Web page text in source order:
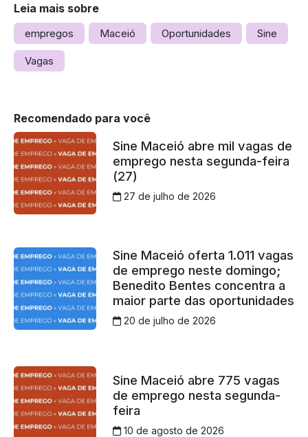
Leia mais sobre
empregos Maceió Oportunidades Sine
Vagas
Recomendado para você
Sine Maceió abre mil vagas de
emprego nesta segunda-feira
(27)
27 de julho de 2026
Sine Maceió oferta 1.011 vagas
de emprego neste domingo;
Benedito Bentes concentra a
maior parte das oportunidades
20 de julho de 2026
Sine Maceió abre 775 vagas
de emprego nesta segunda-
feira
10 de agosto de 2026